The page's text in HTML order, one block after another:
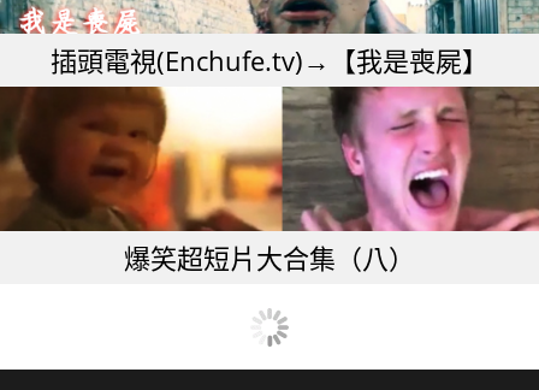
插頭電視(Enchufe.tv)→【我是喪屍】
爆笑超短片大合集（八）